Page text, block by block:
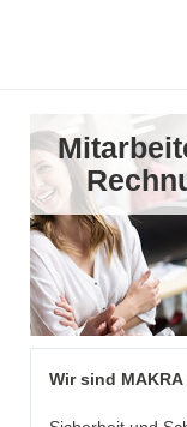
Wir sind MAKRA